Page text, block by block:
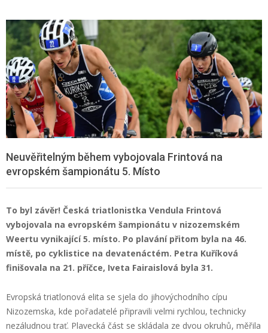
Neuvěřitelným během vybojovala Frintová na
evropském šampionátu 5. Místo
To byl závěr! Česká triatlonistka Vendula Frintová
vybojovala na evropském šampionátu v nizozemském
Weertu vynikající 5. místo. Po plavání přitom byla na 46.
místě, po cyklistice na devatenáctém. Petra Kuříková
finišovala na 21. příčce, Iveta Fairaislová byla 31.
Evropská triatlonová elita se sjela do jihovýchodního cípu
Nizozemska, kde pořadatelé připravili velmi rychlou, technicky
nezáludnou trať. Plavecká část se skládala ze dvou okruhů, měřila